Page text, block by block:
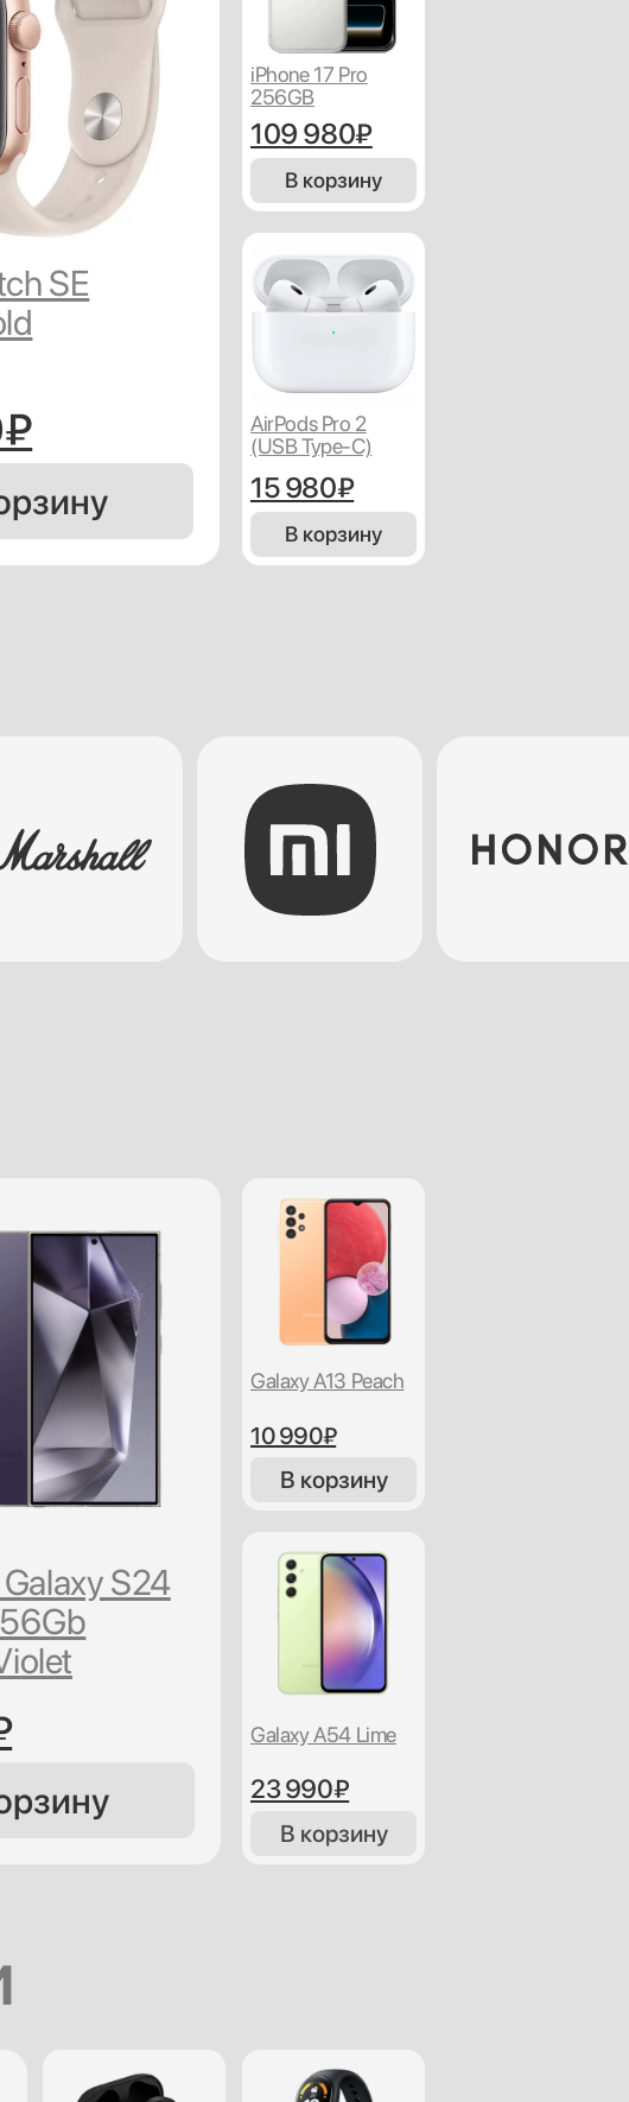
В корзину
15 980₽
AirPods Pro 2
(USB Type-C)
В корзину
109 980₽
iPhone 17 Pro
256GB
SE
В корзину
23 990₽
Galaxy A54 Lime
В корзину
10 990₽
Galaxy A13 Peach
S24